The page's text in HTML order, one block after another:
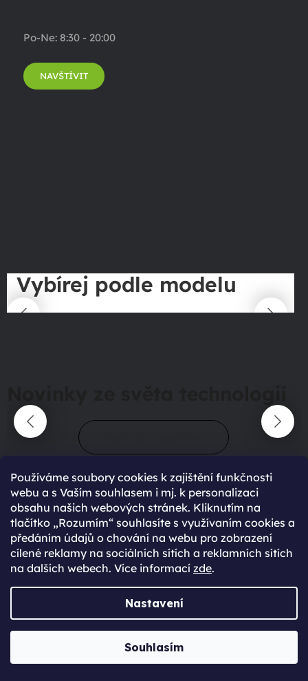
Používáme soubory cookies k zajištění funkčnosti
webu a s Vaším souhlasem i mj. k personalizaci
obsahu našich webových stránek. Kliknutím na
tlačítko „Rozumím“ souhlasíte s využívaním cookies a
předáním údajů o chování na webu pro zobrazení
cílené reklamy na sociálních sítích a reklamních sítích
na dalších webech. Více informací zde.
Nastavení
Souhlasím
Po-Ne: 8:30 - 20:00
NAVŠTÍVIT
Vybírej podle modelu
90 % spokojení zákazníci